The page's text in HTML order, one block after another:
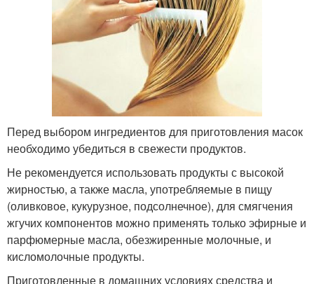
Перед выбором ингредиентов для приготовления масок
необходимо убедиться в свежести продуктов.
Не рекомендуется использовать продукты с высокой
жирностью, а также масла, употребляемые в пищу
(оливковое, кукурузное, подсолнечное), для смягчения
жгучих компонентов можно применять только эфирные и
парфюмерные масла, обезжиренные молочные, и
кисломолочные продукты.
Приготовленные в домашних условиях средства и